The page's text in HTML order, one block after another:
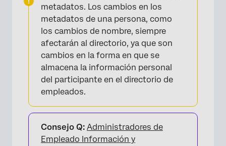
metadatos. Los cambios en los
metadatos de una persona, como
los cambios de nombre, siempre
afectarán al directorio, ya que son
cambios en la forma en que se
almacena la información personal
del participante en el directorio de
empleados.
Consejo Q: Administradores de
Empleado Información y